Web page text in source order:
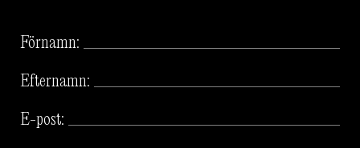
Förnamn:
Efternamn:
E-post: